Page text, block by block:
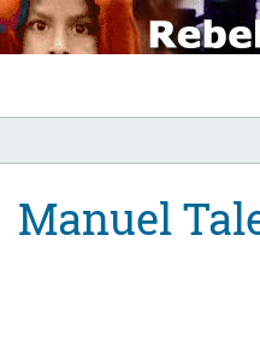
Skip
to
content
Manuel